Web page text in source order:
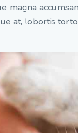
magna
at, lobortis